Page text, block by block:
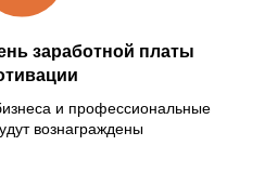
заработной платы
и профессиональные
вознаграждены